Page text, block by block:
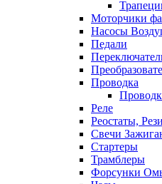
Моторчики
Насосы
Педали
Проводка
Реле
Реостаты,
Свечи
Стартеры
Трамблеры
Форсунки